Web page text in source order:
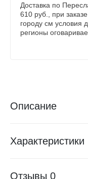
Доставка по
610 руб., при
городу см условия
регионы
Описание
Характеристики
Отзывы 0